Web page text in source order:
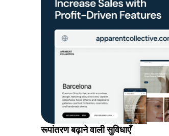
रूपांतरण बढ़ाने वाली सुविधाएँ